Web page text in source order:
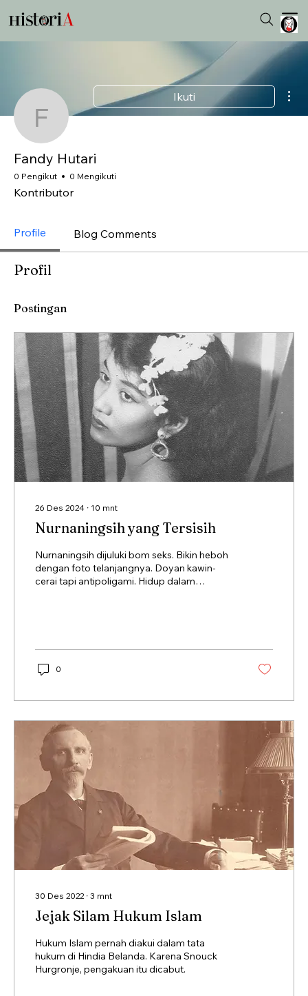
Fandy Hutari
Ikuti
Fandy Hutari
0 Pengikut 0 Mengikuti
Kontributor
Profile Blog Comments
Profil
Postingan
26 Des 2024 ∙ 10 mnt
Nurnaningsih yang Tersisih
Nurnaningsih dijuluki bom seks. Bikin heboh
dengan foto telanjangnya. Doyan kawin-
cerai tapi antipoligami. Hidup dalam
0
30 Des 2022 ∙ 3 mnt
Jejak Silam Hukum Islam
Hukum Islam pernah diakui dalam tata
hukum di Hindia Belanda. Karena Snouck
Hurgronje, pengakuan itu dicabut.